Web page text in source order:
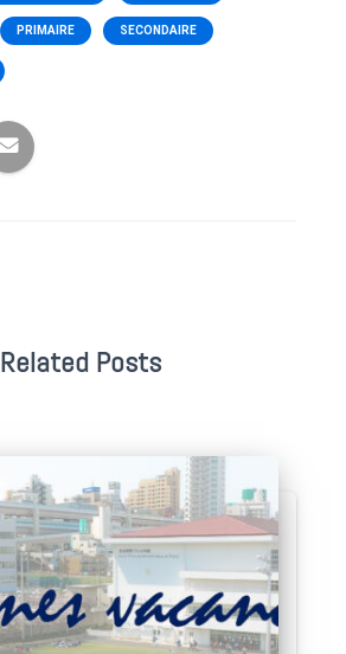
PRIMAIRE SECONDAIRE
Related Posts